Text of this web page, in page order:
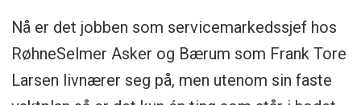
Nå er det jobben som servicemarkedssjef hos
RøhneSelmer Asker og Bærum som Frank Tore
Larsen livnærer seg på, men utenom sin faste